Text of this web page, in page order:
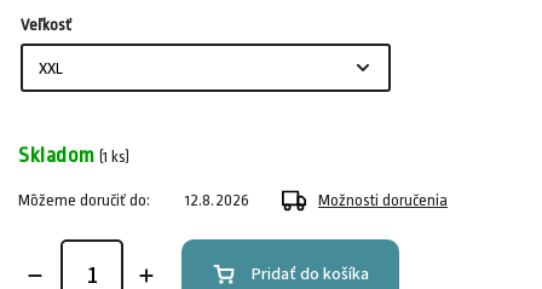
Veľkosť
Skladom (1 ks)
Môžeme doručiť do: 12.8.2026 Možnosti doručenia
Pridať do košíka